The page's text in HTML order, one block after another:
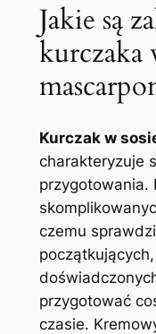
Jakie są
kurczaka
Kurczak w
charakteryzuje
przygotowania.
czemu
przygotować
czasie.